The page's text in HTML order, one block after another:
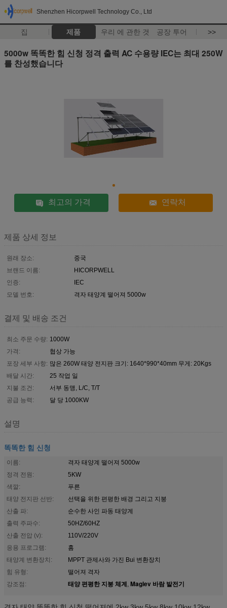
Shenzhen Hicorpwell Technology Co., Ltd
집 제품 우리 에 관한 것 공장 투어 >>
5000w 똑똑한 힘 신청 정격 출력 AC 수용량 IEC는 최대 250W
를 찬성했습니다
최고의 가격 연락처
제품 상세 정보
원래 장소:
중국
브랜드 이름:
HICORPWELL
인증:
IEC
모델 번호:
격자 태양계 떨어져 5000w
결제 및 배송 조건
최소 주문 수량: 1000W
가격:
협상 가능
포장 세부 사항: 많은 260W 태양 전지판 크기: 1640*990*40mm 무게: 20Kgs
배달 시간:
25 작업 일
지불 조건:
서부 동맹, L/C, T/T
공급 능력:
달 당 1000KW
설명
똑똑한 힘 신청
이름:
격자 태양계 떨어져 5000w
정격 전원:
5KW
색깔:
푸른
태양 전지판 선반:
선택을 위한 편평한 배경 그리고 지붕
산출 파:
순수한 사인 파동 태양계
출력 주파수:
50HZ/60HZ
산출 전압 (v):
110V/220V
응용 프로그램:
홈
태양계 변환장치:
MPPT 관제사와 가진 Bui 변환장치
힘 유형:
떨어져 격자
강조점:
태양 편평한 지붕 체계, Maglev 바람 발전기